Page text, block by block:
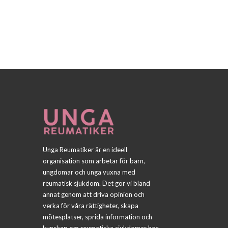
Unga Reumatiker är en ideell
organisation som arbetar för barn,
ungdomar och unga vuxna med
reumatisk sjukdom. Det gör vi bland
annat genom att driva opinion och
verka för våra rättigheter, skapa
mötesplatser, sprida information och